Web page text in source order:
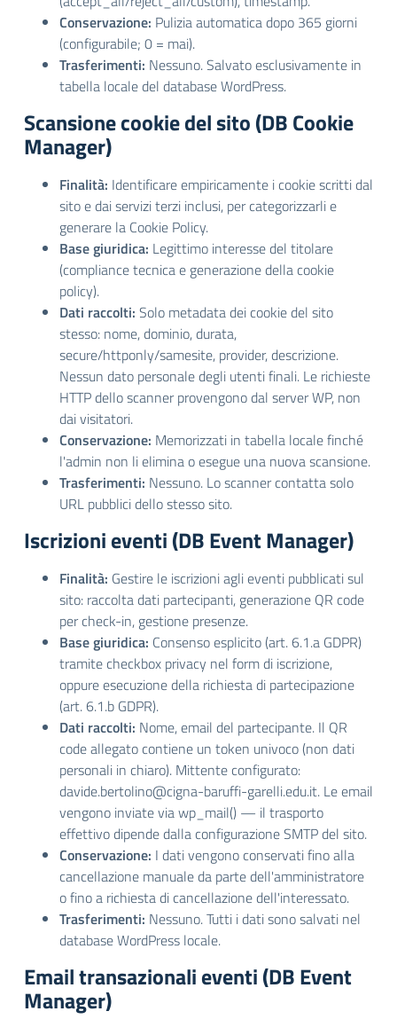
Conservazione: Pulizia automatica dopo 365 giorni
(configurabile; 0 = mai).
Trasferimenti: Nessuno. Salvato esclusivamente in
tabella locale del database WordPress.
Scansione cookie del sito (DB Cookie
Manager)
Finalità: Identificare empiricamente i cookie scritti dal
sito e dai servizi terzi inclusi, per categorizzarli e
generare la Cookie Policy.
Base giuridica: Legittimo interesse del titolare
(compliance tecnica e generazione della cookie
policy).
Dati raccolti: Solo metadata dei cookie del sito
stesso: nome, dominio, durata,
secure/httponly/samesite, provider, descrizione.
Nessun dato personale degli utenti finali. Le richieste
HTTP dello scanner provengono dal server WP, non
dai visitatori.
Conservazione: Memorizzati in tabella locale finché
l'admin non li elimina o esegue una nuova scansione.
Trasferimenti: Nessuno. Lo scanner contatta solo
URL pubblici dello stesso sito.
Iscrizioni eventi (DB Event Manager)
Finalità: Gestire le iscrizioni agli eventi pubblicati sul
sito: raccolta dati partecipanti, generazione QR code
per check-in, gestione presenze.
Base giuridica: Consenso esplicito (art. 6.1.a GDPR)
tramite checkbox privacy nel form di iscrizione,
oppure esecuzione della richiesta di partecipazione
(art. 6.1.b GDPR).
Dati raccolti: Nome, email del partecipante. Il QR
code allegato contiene un token univoco (non dati
personali in chiaro). Mittente configurato:
davide.bertolino@cigna-baruffi-garelli.edu.it. Le email
vengono inviate via wp_mail() — il trasporto
effettivo dipende dalla configurazione SMTP del sito.
Conservazione: I dati vengono conservati fino alla
cancellazione manuale da parte dell'amministratore
o fino a richiesta di cancellazione dell'interessato.
Trasferimenti: Nessuno. Tutti i dati sono salvati nel
database WordPress locale.
Email transazionali eventi (DB Event
Manager)